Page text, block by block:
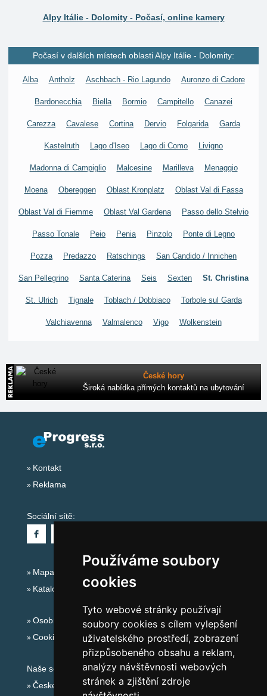
Používáme soubory
cookies
Tyto webové stránky používají
soubory cookies s cílem vylepšení
uživatelského prostředí, zobrazení
přizpůsobeného obsahu a reklam,
analýzy návštěvnosti webových
stránek a zjištění zdroje
Alpy Itálie - Dolomity - Počasí, online kamery
Počasí v dalších místech oblasti Alpy Itálie - Dolomity:
Alba Antholz Aschbach - Rio Lagundo Auronzo di Cadore
Bardonecchia Biella Bormio Campitello Canazei
Carezza Cavalese Cortina Dervio Folgarida Garda
Kastelruth Lago d'Iseo Lago di Como Livigno
Madonna di Campiglio Malcesine Marilleva Menaggio
Moena Obereggen Oblast Kronplatz Oblast Val di Fassa
Oblast Val di Fiemme Oblast Val Gardena Passo dello Stelvio
Passo Tonale Peio Penia Pinzolo Ponte di Legno
Pozza Predazzo Ratschings San Candido / Innichen
San Pellegrino Santa Caterina Seis Sexten St. Christina
St. Ulrich Tignale Toblach / Dobbiaco Torbole sul Garda
Valchiavenna Valmalenco Vigo Wolkenstein
České hory
Široká nabídka přímých kontaktů na ubytování
Kontakt
Reklama
Sociální sítě:
Mapa serveru Alpy Itálie - Dolomity
Katalog ubytování
Osobní údaje
Cookies
Naše servery:
České hory